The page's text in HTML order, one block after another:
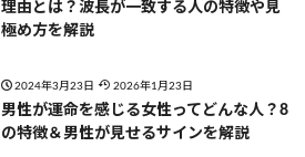
理由とは？波長が一致する人の特徴や見
極め方を解説
2024年3月23日 2026年1月23日
男性が運命を感じる女性ってどんな人？8
の特徴＆男性が見せるサインを解説